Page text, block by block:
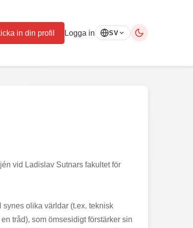
in din profil Logga in SV
vid Ladislav Sutnars fakultet för
olika världar (t.ex. teknisk
tråd), som ömsesidigt förstärker sin